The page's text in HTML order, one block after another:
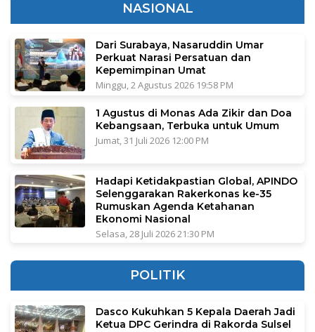
NASIONAL
Dari Surabaya, Nasaruddin Umar
Perkuat Narasi Persatuan dan
Kepemimpinan Umat
Minggu, 2 Agustus 2026 19:58 PM
1 Agustus di Monas Ada Zikir dan Doa
Kebangsaan, Terbuka untuk Umum
Jumat, 31 Juli 2026 12:00 PM
Hadapi Ketidakpastian Global, APINDO
Selenggarakan Rakerkonas ke-35
Rumuskan Agenda Ketahanan
Ekonomi Nasional
Selasa, 28 Juli 2026 21:30 PM
POLITIK
Dasco Kukuhkan 5 Kepala Daerah Jadi
Ketua DPC Gerindra di Rakorda Sulsel